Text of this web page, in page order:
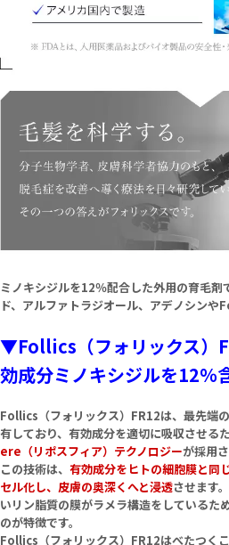
ミノキシジルを12％配合した外用の育毛剤
ド、アルファトラジオール、アデノシンや
▼Follics（フォリックス）
効成分ミノキシジルを12％
Follics（フォリックス）FR12は、最先端
有しており、有効成分を適切に吸収させる
ere（リポスフィア）テクノロジーが採用
この技術は、 有効成分をヒトの細胞膜と同
セル化し、皮膚の奥深くへと浸透させます
いリン脂質の膜がラメラ構造をしているた
のが特徴です。
Follics（フォリックス）FR12はべたつく